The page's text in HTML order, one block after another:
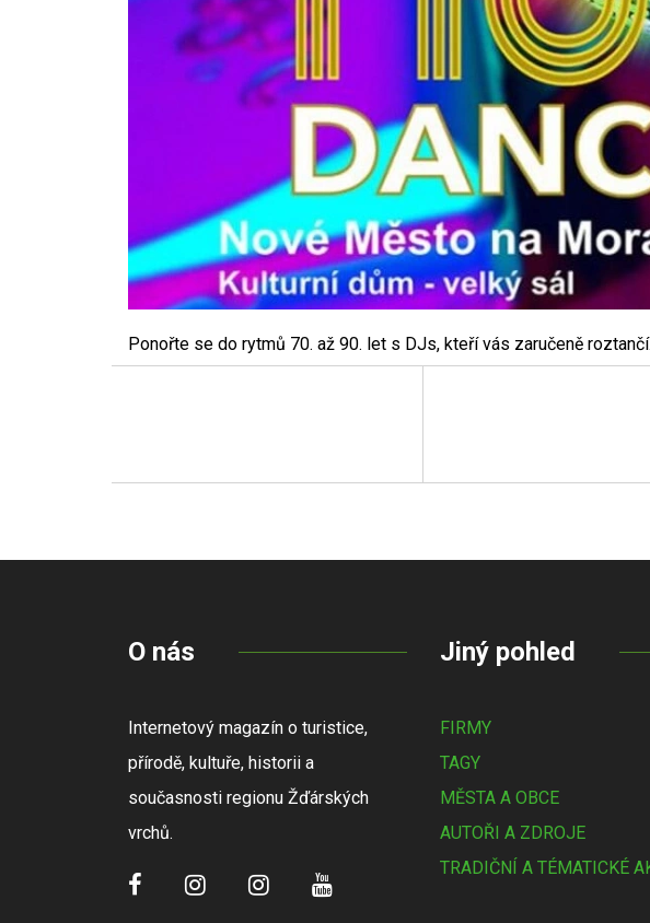
Ponořte se do rytmů 70. až 90. let s DJs, kteří vás zaručeně
O nás
Internetový magazín o turistice,
přírodě, kultuře, historii a
současnosti regionu Žďárských
vrchů.
Jiný pohled
FIRMY
TAGY
MĚSTA A OBCE
AUTOŘI A ZDROJE
TRADIČNÍ A TÉMATICKÉ